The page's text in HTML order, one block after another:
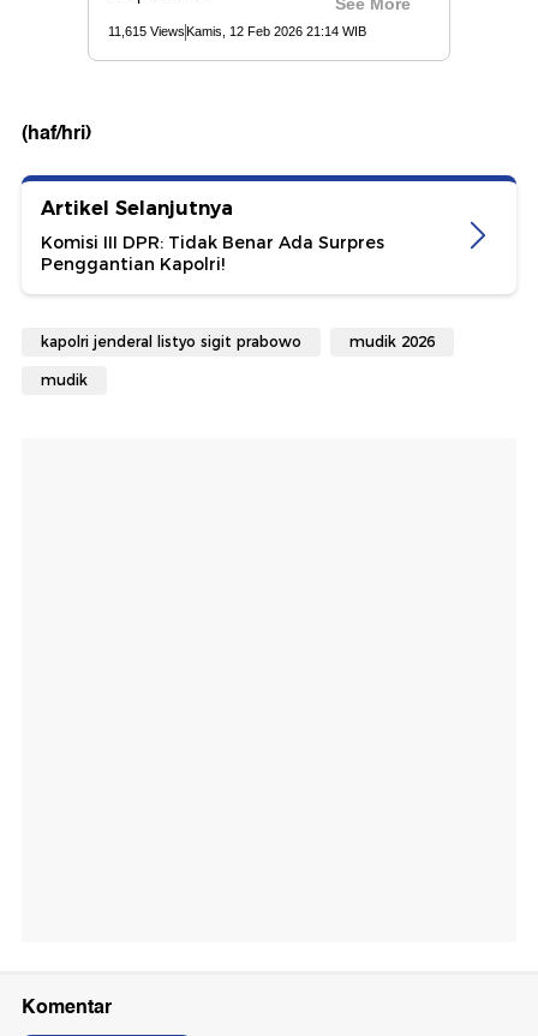
(haf/hri)
Artikel Selanjutnya
Komisi III DPR: Tidak Benar Ada Surpres
Penggantian Kapolri!
kapolri jenderal listyo sigit prabowo mudik 2026
mudik